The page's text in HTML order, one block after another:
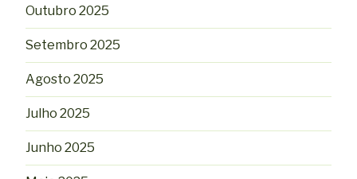
Outubro 2025
Setembro 2025
Agosto 2025
Julho 2025
Junho 2025